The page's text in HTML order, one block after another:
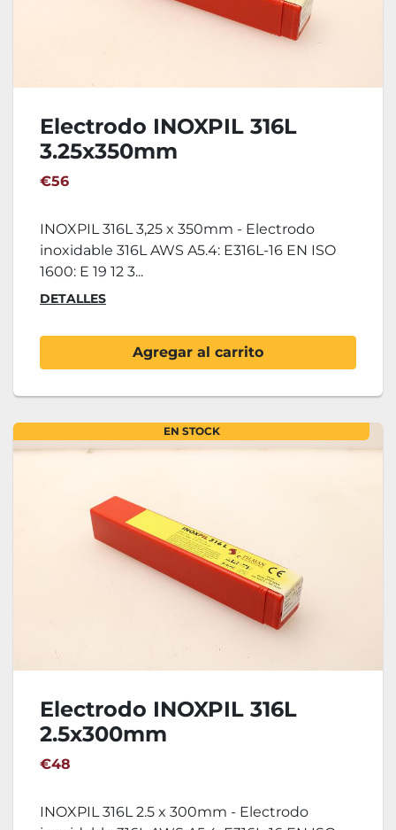
Electrodo INOXPIL 316L
3.25x350mm
€56
INOXPIL 316L 3,25 x 350mm - Electrodo
inoxidable 316L AWS A5.4: E316L-16 EN ISO
1600: E 19 12 3...
DETALLES
Agregar al carrito
EN STOCK
Electrodo INOXPIL 316L
2.5x300mm
€48
INOXPIL 316L 2.5 x 300mm - Electrodo